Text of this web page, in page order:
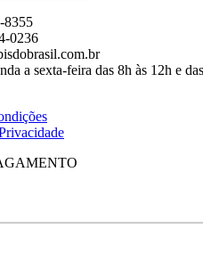
8355
0236
a sexta-feira das 8h às 12h e
DO BRASIL LTDA.